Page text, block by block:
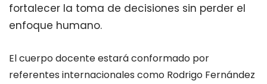
fortalecer la toma de decisiones sin perder el
enfoque humano.
El cuerpo docente estará conformado por
referentes internacionales como Rodrigo Fernández